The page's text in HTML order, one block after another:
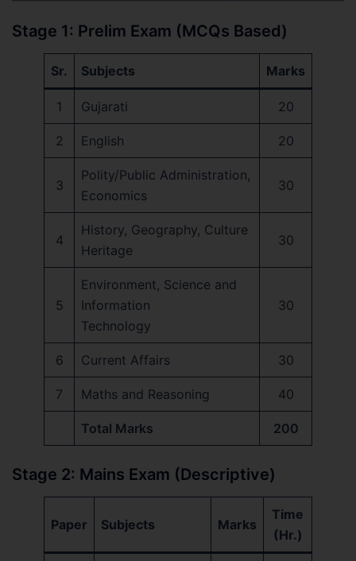
Stage 1: Prelim Exam (MCQs Based)
Sr. Subjects Marks
1 Gujarati 20
2 English 20
3
Polity/Public Administration,
Economics
30
4
History, Geography, Culture
Heritage
30
5
Environment, Science and
Information
Technology
30
6 Current Affairs 30
7 Maths and Reasoning 40
Total Marks 200
Stage 2: Mains Exam (Descriptive)
Paper Subjects Marks
Time
(Hr.)